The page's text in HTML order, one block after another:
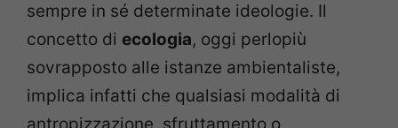
sempre in sé determinate ideologie. Il
concetto di ecologia, oggi perlopiù
sovrapposto alle istanze ambientaliste,
implica infatti che qualsiasi modalità di